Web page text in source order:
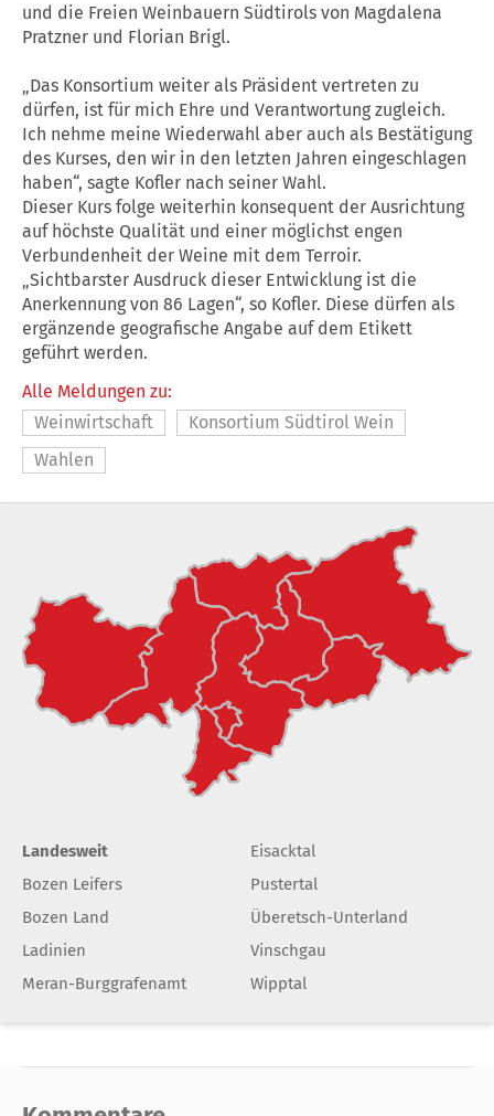
und die Freien Weinbauern Südtirols von Magdalena
Pratzner und Florian Brigl.
„Das Konsortium weiter als Präsident vertreten zu
dürfen, ist für mich Ehre und Verantwortung zugleich.
Ich nehme meine Wiederwahl aber auch als Bestätigung
des Kurses, den wir in den letzten Jahren eingeschlagen
haben“, sagte Kofler nach seiner Wahl.
Dieser Kurs folge weiterhin konsequent der Ausrichtung
auf höchste Qualität und einer möglichst engen
Verbundenheit der Weine mit dem Terroir.
„Sichtbarster Ausdruck dieser Entwicklung ist die
Anerkennung von 86 Lagen“, so Kofler. Diese dürfen als
ergänzende geografische Angabe auf dem Etikett
geführt werden.
Alle Meldungen zu:
Weinwirtschaft
Konsortium Südtirol Wein
Wahlen
Landesweit
Bozen Leifers
Bozen Land
Ladinien
Meran-Burggrafenamt
Eisacktal
Pustertal
Überetsch-Unterland
Vinschgau
Wipptal